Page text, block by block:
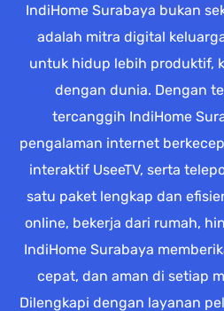
IndiHome Surabaya bukan
adalah mitra digital
untuk hidup lebih produktif,
dengan dunia. Dengan
tercanggih IndiHome
pengalaman internet
interaktif UseeTV, serta
satu paket lengkap dan
online, bekerja dari rumah,
IndiHome Surabaya
cepat, dan aman di setiap
Dilengkapi dengan layanan